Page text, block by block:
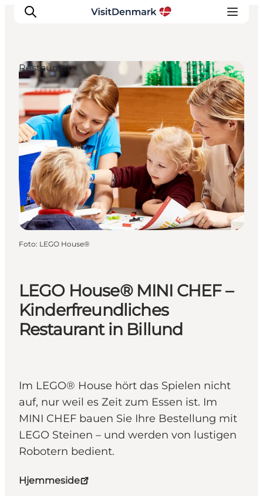
Inspiration
Regionen
Erlebnisse
Unterkünfte
Reiseplanung
LEGO House® MINI CHEF –
Kinderfreundliches
Restaurant in Billund
Im LEGO® House hört das Spielen nicht
auf, nur weil es Zeit zum Essen ist. Im
MINI CHEF bauen Sie Ihre Bestellung mit
LEGO Steinen – und werden von lustigen
Robotern bedient.
Hjemmeside
Restaurants
Foto: LEGO House®